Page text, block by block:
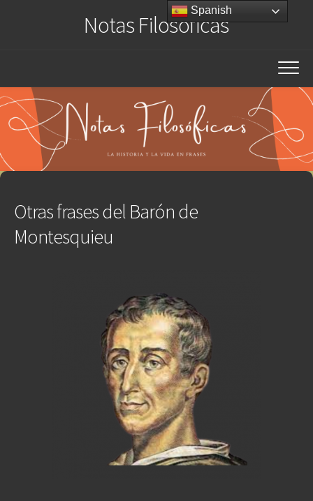
Notas Filosóficas
Otras frases del Barón de
Montesquieu
Spanish